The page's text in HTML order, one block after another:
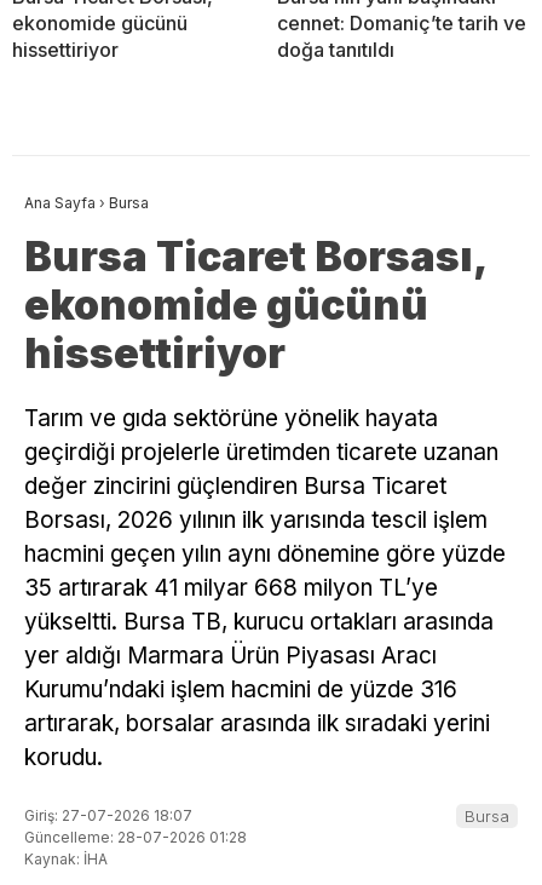
ekonomide gücünü
hissettiriyor
cennet: Domaniç’te tarih ve
doğa tanıtıldı
Ana Sayfa › Bursa
Bursa Ticaret Borsası,
ekonomide gücünü
hissettiriyor
Tarım ve gıda sektörüne yönelik hayata
geçirdiği projelerle üretimden ticarete uzanan
değer zincirini güçlendiren Bursa Ticaret
Borsası, 2026 yılının ilk yarısında tescil işlem
hacmini geçen yılın aynı dönemine göre yüzde
35 artırarak 41 milyar 668 milyon TL’ye
yükseltti. Bursa TB, kurucu ortakları arasında
yer aldığı Marmara Ürün Piyasası Aracı
Kurumu’ndaki işlem hacmini de yüzde 316
artırarak, borsalar arasında ilk sıradaki yerini
korudu.
Giriş: 27-07-2026 18:07
Güncelleme: 28-07-2026 01:28
Kaynak: İHA
Bursa